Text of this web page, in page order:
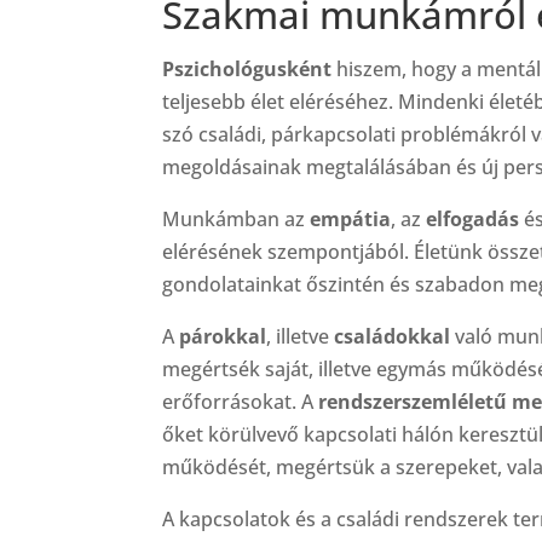
Szakmai
Pszichológusként hiszem, hogy a
teljesebb élet eléréséhez. Mindenki
szó családi, párkapcsolati problémákról
megoldásainak megtalálásában és új
Munkámban azempátia, azelfogadás
elérésének szempontjából. Életünk
gondolatainkat őszintén és szabadon
Apárokkal, illetvecsaládokkal való
megértsék saját, illetve egymás
erőforrásokat. Arendszerszemléletű
őket körülvevő kapcsolati hálón
működését, megértsük a szerepeket,
A kapcsolatok és a családi rendszerek